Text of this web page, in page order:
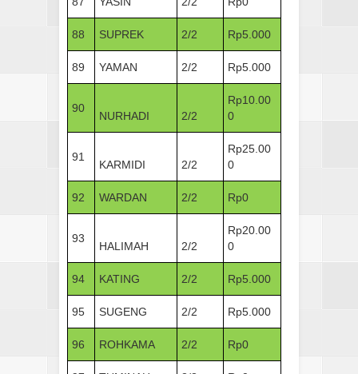
88 SUPREK 2/2 Rp5.000
89 YAMAN 2/2 Rp5.000
90
NURHADI 2/2
Rp10.00
0
91
KARMIDI 2/2
Rp25.00
0
92 WARDAN 2/2 Rp0
93
HALIMAH 2/2
Rp20.00
0
94 KATING 2/2 Rp5.000
95 SUGENG 2/2 Rp5.000
96 ROHKAMA 2/2 Rp0